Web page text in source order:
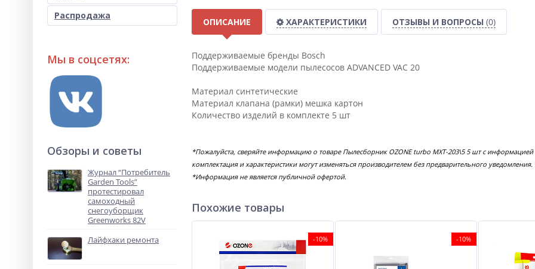
Распродажа
Мы в соцсетях:
Обзоры и советы
Журнал “Потребитель
Garden Tools”
протестировал
самоходный
снегоуборщик
Greenworks 82V
Лайфхаки ремонта
ОПИСАНИЕ ХАРАКТЕРИСТИКИ ОТЗЫВЫ И ВОПРОСЫ (0)
Поддерживаемые бренды Bosch
Поддерживаемые модели пылесосов ADVANCED VAC 20
Материал синтетические
Материал клапана (рамки) мешка картон
Количество изделий в комплекте 5 шт
*Пожалуйста, сверяйте информацию о товаре Пылесборник OZONE turbo MXT-203\5 5 шт с
комплектация и характеристики могут изменяться производителем без предварительного уведомления.
*Информация не является публичной офертой.
Похожие товары
-10% -10%